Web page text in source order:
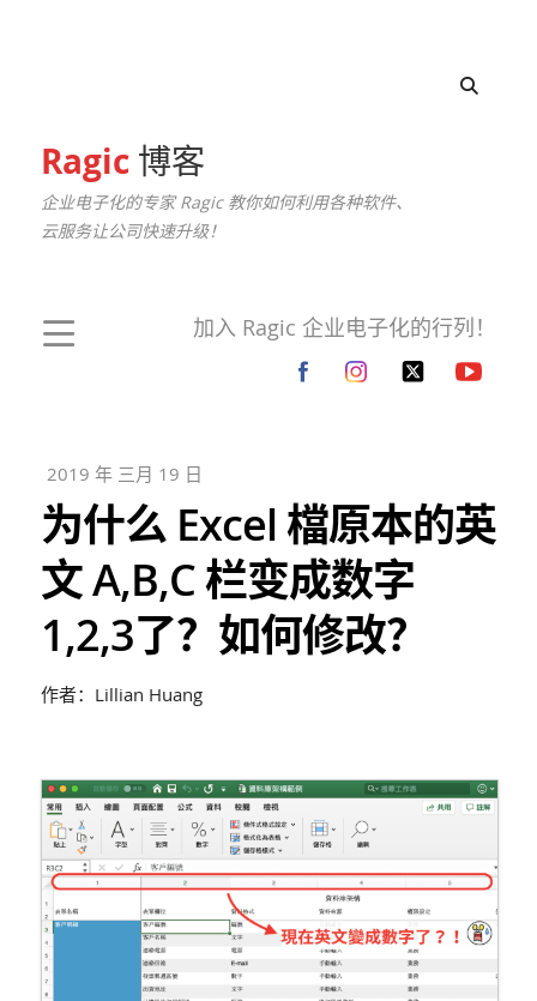
Ragic博客
企业电子化的专家 Ragic 教你如何利用各种软件、
云服务让公司快速升级！
加入 Ragic 企业电子化的行列！
2019 年 三月 19 日
为什么 Excel 檔原本的英
文 A,B,C 栏变成数字
1,2,3了？如何修改？
作者：Lillian Huang